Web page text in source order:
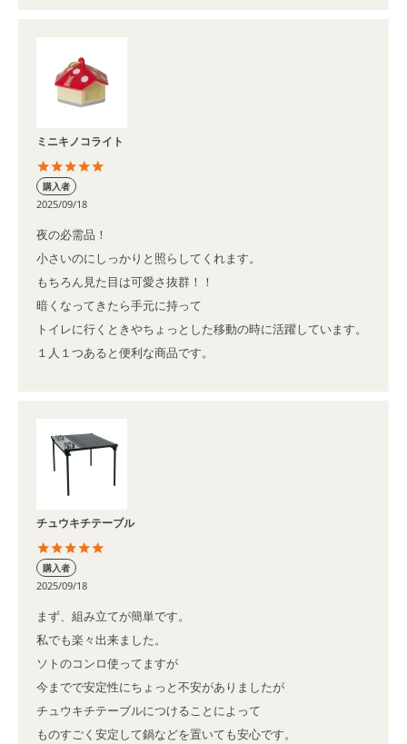
ミニキノコライト
購入者
2025/09/18
夜の必需品！
小さいのにしっかりと照らしてくれます。
もちろん見た目は可愛さ抜群！！
暗くなってきたら手元に持って
トイレに行くときやちょっとした移動の時に活躍しています。
１人１つあると便利な商品です。
チュウキチテーブル
購入者
2025/09/18
まず、組み立てが簡単です。
私でも楽々出来ました。
ソトのコンロ使ってますが
今までで安定性にちょっと不安がありましたが
チュウキチテーブルにつけることによって
ものすごく安定して鍋などを置いても安心です。